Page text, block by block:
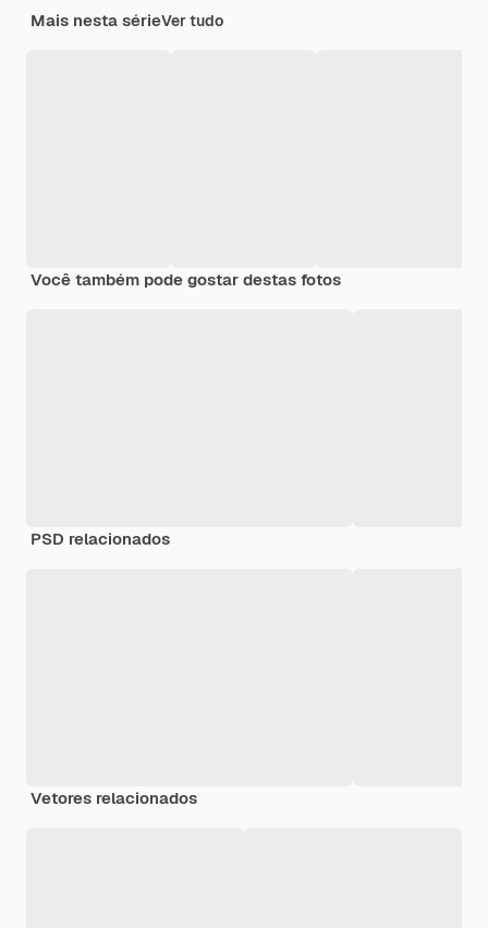
Mais nesta sérieVer tudo
Você também pode gostar destas fotos
PSD relacionados
Vetores relacionados